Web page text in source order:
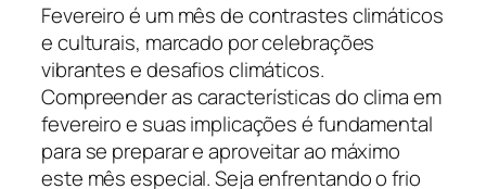
Fevereiro é um mês de contrastes climáticos
e culturais, marcado por celebrações
vibrantes e desafios climáticos.
Compreender as características do clima em
fevereiro e suas implicações é fundamental
para se preparar e aproveitar ao máximo
este mês especial. Seja enfrentando o frio